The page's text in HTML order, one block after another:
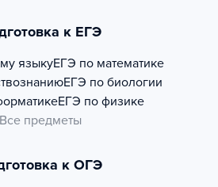
к ЕГЭ
языкуЕГЭ по математике
ЕГЭ по биологии
ЕГЭ по физике
Все предметы
к ОГЭ